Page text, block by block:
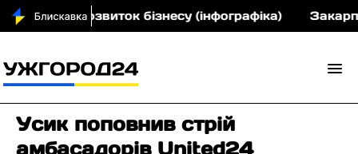
на розвиток бізнесу (інфографіка)
Усик поповнив стрій
амбасадорів United24